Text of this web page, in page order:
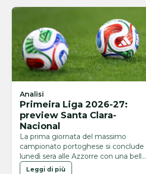
Analisi
Primeira Liga 2026-27:
preview Santa Clara-
Nacional
La prima giornata del massimo
campionato portoghese si conclude
lunedì sera alle Azzorre con una bella
sfida
Leggi di più